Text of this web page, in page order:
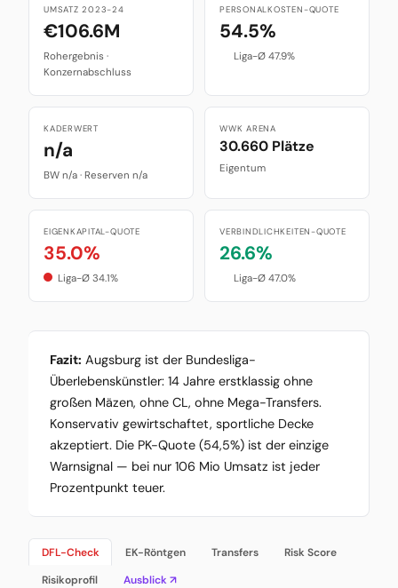
UMSATZ 2023-24
€106.6M
Rohergebnis ·
Konzernabschluss
PERSONALKOSTEN-QUOTE
54.5%
Liga-Ø 47.9%
KADERWERT
n/a
BW n/a · Reserven n/a
WWK ARENA
30.660 Plätze
Eigentum
EIGENKAPITAL-QUOTE
35.0%
Liga-Ø 34.1%
VERBINDLICHKEITEN-QUOTE
26.6%
Liga-Ø 47.0%
Fazit: Augsburg ist der Bundesliga-
Überlebenskünstler: 14 Jahre erstklassig ohne
großen Mäzen, ohne CL, ohne Mega-Transfers.
Konservativ gewirtschaftet, sportliche Decke
akzeptiert. Die PK-Quote (54,5%) ist der einzige
Warnsignal — bei nur 106 Mio Umsatz ist jeder
Prozentpunkt teuer.
DFL-Check EK-Röntgen Transfers
Risk Score
Risikoprofil
Ausblick ↗